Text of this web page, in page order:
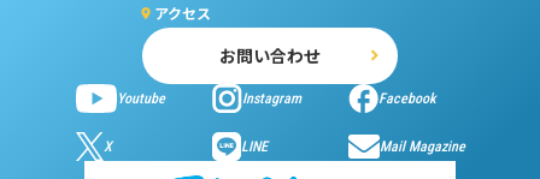
アクセス
お問い合わせ
Youtube Instagram Facebook
X LINE Mail Magazine